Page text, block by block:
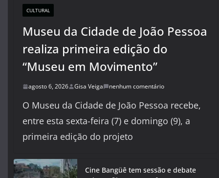
CULTURAL
Museu da Cidade de João Pessoa
realiza primeira edição do
“Museu em Movimento”
agosto 6, 2026 Gisa Veiga nenhum comentário
O Museu da Cidade de João Pessoa recebe,
entre esta sexta-feira (7) e domingo (9), a
primeira edição do projeto
Cine Bangüê tem sessão e debate